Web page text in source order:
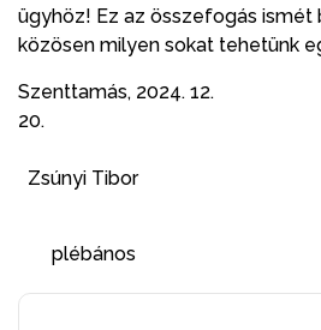
ügyhöz! Ez az összefogás
közösen milyen sokat tehetünk
Szenttamás, 2024. 12.
Zsúnyi Tibor
plébános